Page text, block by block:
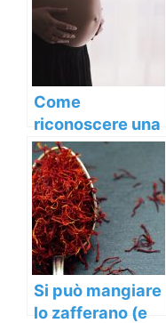
Come
riconoscere una
pancia da
gravidanza?
Si può mangiare
lo zafferano (e